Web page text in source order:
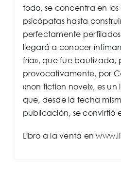
todo, se concentra en los
psicópatas hasta
perfectamente
llegará a conocer
fría», que fue bautizada,
provocativamente, por
«non fiction novel», es
que, desde la fecha
publicación, se convirtió
Libro a la venta en